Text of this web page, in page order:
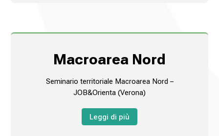
Macroarea Nord
Seminario territoriale Macroarea Nord –
JOB&Orienta (Verona)
Leggi di più